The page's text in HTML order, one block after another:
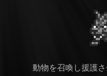
動物を召喚し援護